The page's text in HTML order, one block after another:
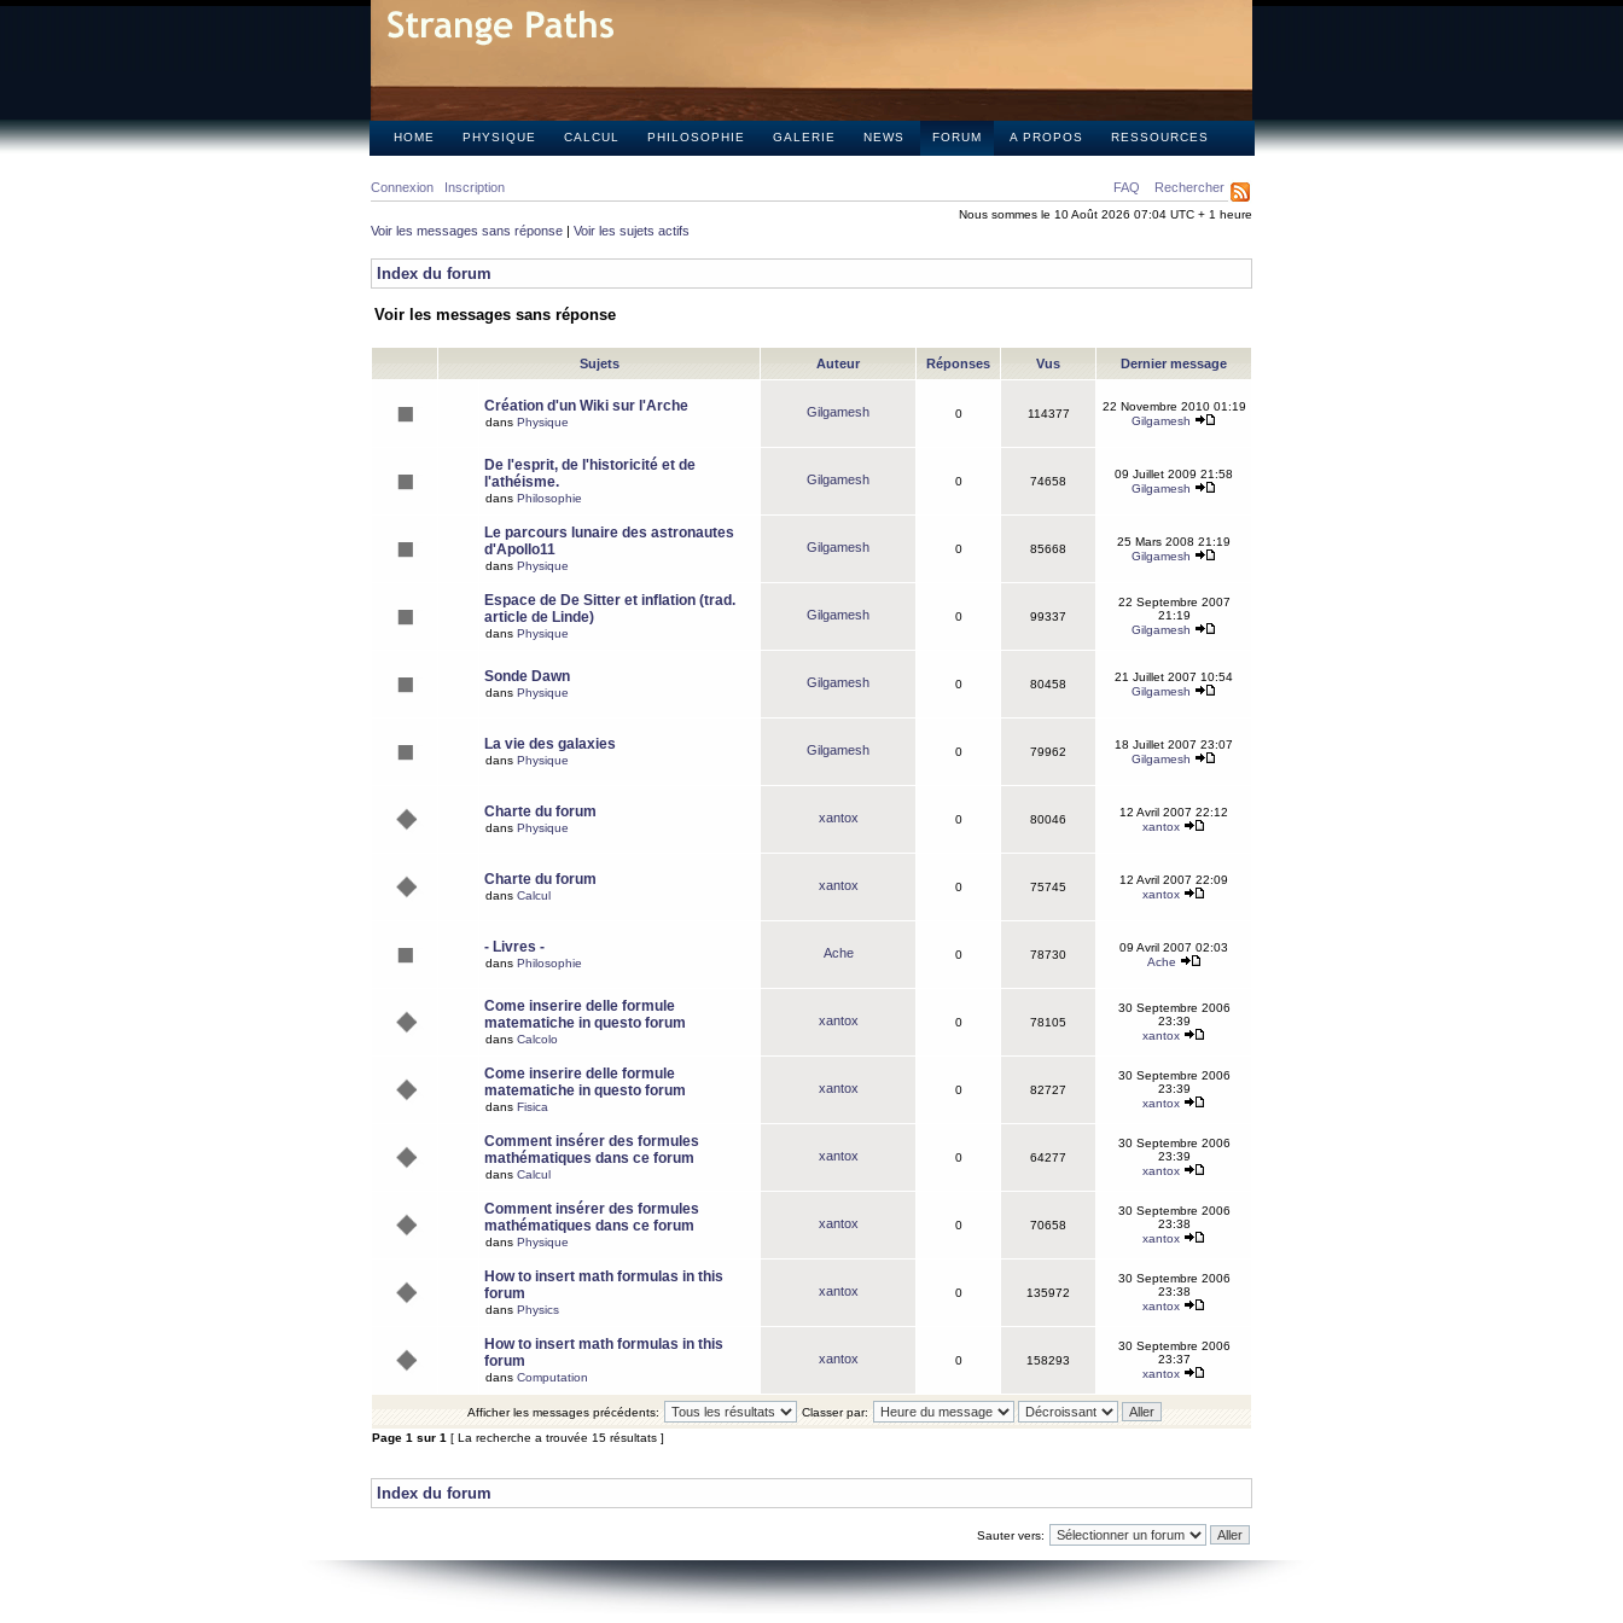
HOME PHYSIQUE CALCUL PHILOSOPHIE GALERIE NEWS FORUM A PROPOS RESSOURCES
FAQ Rechercher
Connexion Inscription
Nous sommes le 10 Août 2026 07:04 UTC + 1 heure
Voir les messages sans réponse | Voir les sujets actifs
Index du forum
Voir les messages sans réponse
Sujets Auteur Réponses Vus Dernier message
Création d'un Wiki sur l'Arche
dans Physique
Gilgamesh 0 114377
22 Novembre 2010 01:19
Gilgamesh
De l'esprit, de l'historicité et de
l'athéisme.
dans Philosophie
Gilgamesh 0 74658
09 Juillet 2009 21:58
Gilgamesh
Le parcours lunaire des astronautes
d'Apollo11
dans Physique
Gilgamesh 0 85668
25 Mars 2008 21:19
Gilgamesh
Espace de De Sitter et inflation (trad.
article de Linde)
dans Physique
Gilgamesh 0 99337
22 Septembre 2007
21:19
Gilgamesh
Sonde Dawn
dans Physique
Gilgamesh 0 80458
21 Juillet 2007 10:54
Gilgamesh
La vie des galaxies
dans Physique
Gilgamesh 0 79962
18 Juillet 2007 23:07
Gilgamesh
Charte du forum
dans Physique
xantox 0 80046
12 Avril 2007 22:12
xantox
Charte du forum
dans Calcul
xantox 0 75745
12 Avril 2007 22:09
xantox
- Livres -
dans Philosophie
Ache 0 78730
09 Avril 2007 02:03
Ache
Come inserire delle formule
matematiche in questo forum
dans Calcolo
xantox 0 78105
30 Septembre 2006
23:39
xantox
Come inserire delle formule
matematiche in questo forum
dans Fisica
xantox 0 82727
30 Septembre 2006
23:39
xantox
Comment insérer des formules
mathématiques dans ce forum
dans Calcul
xantox 0 64277
30 Septembre 2006
23:39
xantox
Comment insérer des formules
mathématiques dans ce forum
dans Physique
xantox 0 70658
30 Septembre 2006
23:38
xantox
How to insert math formulas in this
forum
dans Physics
xantox 0 135972
30 Septembre 2006
23:38
xantox
How to insert math formulas in this
forum
dans Computation
xantox 0 158293
30 Septembre 2006
23:37
xantox
Afficher les messages précédents:
Classer par:
Page 1 sur 1 [ La recherche a trouvée 15 résultats ]
Index du forum
Sauter vers: